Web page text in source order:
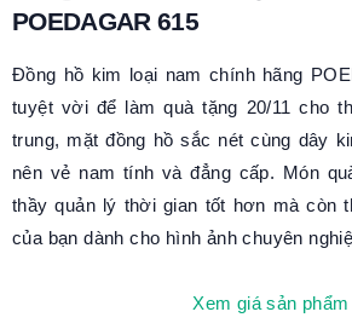
POEDAGAR 615
Đồng hồ kim loại nam chính hãng
tuyệt vời để làmquà tặng 20/11 cho
trung, mặt đồng hồ sắc nét cùng dây
nên vẻ nam tính và đẳng cấp. Món
thầy quản lý thời gian tốt hơn mà còn
của bạn dành cho hình ảnh chuyên
Xem giá sản phẩm